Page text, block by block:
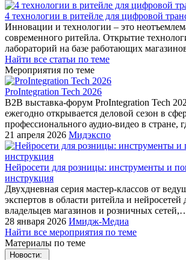
4 технологии в ритейле для цифровой
Инновации и технологии – это
современного ритейла. Открытие
лабораторий на базе работающих
Найти все статьи по теме
Мероприятия по теме
ProIntegration Tech 2026
B2B выставка-форум ProIntegration Tech
ежегодно открывается деловой сезон в
профессионального аудио-видео в стране,
21 апреля 2026 Мидэкспо
Нейросети для розницы: инструменты и
инструкция
Двухдневная серия мастер-классов от
экспертов в области ритейла и нейросетей
владельцев магазинов и розничных
28 января 2026 Имидж-Медиа
Найти все мероприятия по теме
Материалы по теме
Новости: